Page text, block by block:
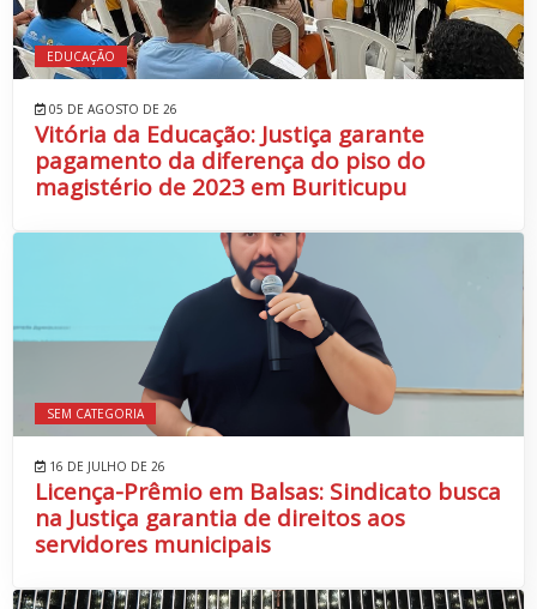
EDUCAÇÃO
05 DE AGOSTO DE 26
Vitória da Educação: Justiça garante
pagamento da diferença do piso do
magistério de 2023 em Buriticupu
SEM CATEGORIA
16 DE JULHO DE 26
Licença-Prêmio em Balsas: Sindicato busca
na Justiça garantia de direitos aos
servidores municipais